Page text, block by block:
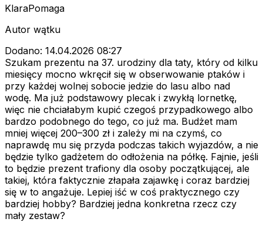
KlaraPomaga
Autor wątku
Dodano: 14.04.2026 08:27
Szukam prezentu na 37. urodziny dla taty, który od kilku
miesięcy mocno wkręcił się w obserwowanie ptaków i
przy każdej wolnej sobocie jedzie do lasu albo nad
wodę. Ma już podstawowy plecak i zwykłą lornetkę,
więc nie chciałabym kupić czegoś przypadkowego albo
bardzo podobnego do tego, co już ma. Budżet mam
mniej więcej 200–300 zł i zależy mi na czymś, co
naprawdę mu się przyda podczas takich wyjazdów, a nie
będzie tylko gadżetem do odłożenia na półkę. Fajnie, jeśli
to będzie prezent trafiony dla osoby początkującej, ale
takiej, która faktycznie złapała zajawkę i coraz bardziej
się w to angażuje. Lepiej iść w coś praktycznego czy
bardziej hobby? Bardziej jedna konkretna rzecz czy
mały zestaw?